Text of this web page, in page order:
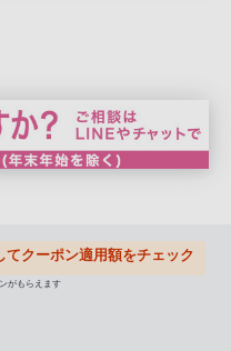
てクーポン適用額をチェック
がもらえます